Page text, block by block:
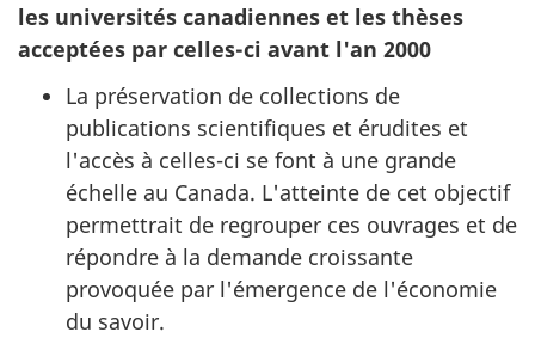
les universités canadiennes et les thèses
acceptées par celles-ci avant l'an 2000
La préservation de collections de
publications scientifiques et érudites et
l'accès à celles-ci se font à une grande
échelle au Canada. L'atteinte de cet objectif
permettrait de regrouper ces ouvrages et de
répondre à la demande croissante
provoquée par l'émergence de l'économie
du savoir.